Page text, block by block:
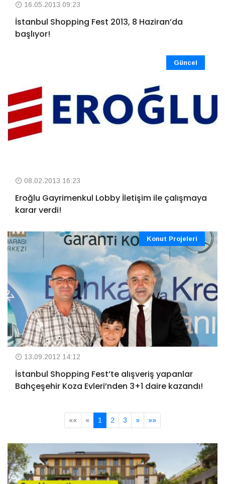
16.05.2013 09:23
İstanbul Shopping Fest 2013, 8 Haziran’da
başlıyor!
Güncel
08.02.2013 16:23
Eroğlu Gayrimenkul Lobby İletişim ile çalışmaya
karar verdi!
Konut Projeleri
13.09.2012 14:12
İstanbul Shopping Fest’te alışveriş yapanlar
Bahçeşehir Koza Evleri’nden 3+1 daire kazandı!
«« « 1 2 3 » »»